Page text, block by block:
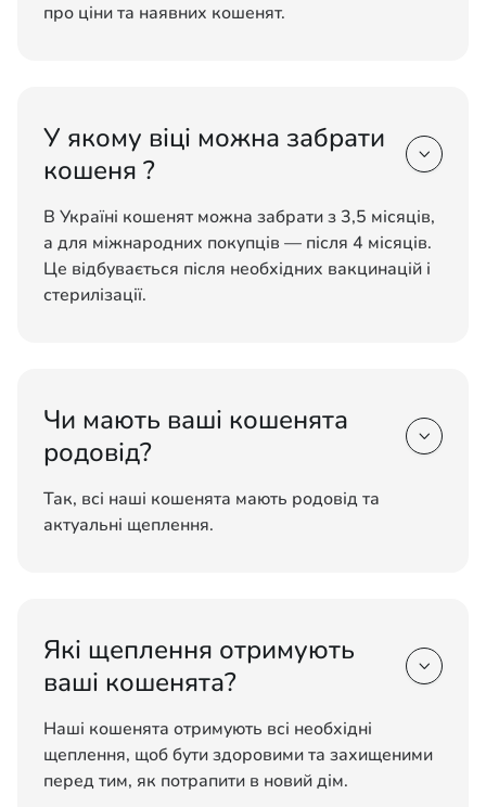
про ціни та наявних кошенят.
У якому віці можна забрати
кошеня ?

В Україні кошенят можна забрати з 3,5 місяців,
а для міжнародних покупців — після 4 місяців.
Це відбувається після необхідних вакцинацій і
стерилізації.
Чи мають ваші кошенята
родовід?

Так, всі наші кошенята мають родовід та
актуальні щеплення.
Які щеплення отримують
ваші кошенята?

Наші кошенята отримують всі необхідні
щеплення, щоб бути здоровими та захищеними
перед тим, як потрапити в новий дім.